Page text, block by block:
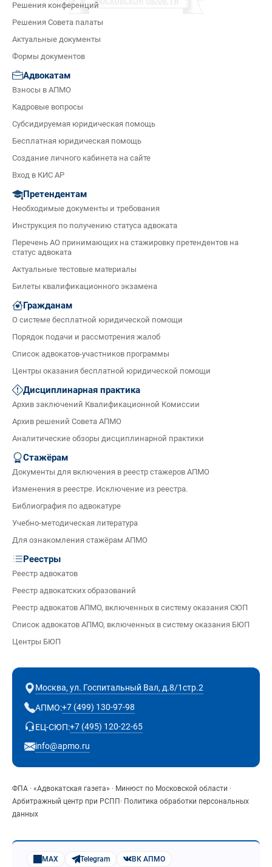
Решения конференций
Решения Совета палаты
Актуальные документы
Формы документов
Адвокатам
Взносы в АПМО
Кадровые вопросы
Субсидируемая юридическая помощь
Бесплатная юридическая помощь
Создание личного кабинета на сайте
Вход в КИС АР
Претендентам
Необходимые документы и требования
Инструкция по получению статуса адвоката
Перечень АО принимающих на стажировку претендентов на
статус адвоката
Актуальные тестовые материалы
Билеты квалификационного экзамена
Гражданам
О системе бесплатной юридической помощи
Порядок подачи и рассмотрения жалоб
Список адвокатов-участников программы
Центры оказания бесплатной юридической помощи
Дисциплинарная практика
Архив заключений Квалификационной Комиссии
Архив решений Совета АПМО
Аналитические обзоры дисциплинарной практики
Стажёрам
Документы для включения в реестр стажеров АПМО
Изменения в реестре. Исключение из реестра.
Библиография по адвокатуре
Учебно-методическая литература
Для ознакомления стажёрам АПМО
Реестры
Реестр адвокатов
Реестр адвокатских образований
Реестр адвокатов АПМО, включенных в систему оказания СЮП
Список адвокатов АПМО, включенных в систему оказания БЮП
Центры БЮП
Москва, ул. Госпитальный Вал, д.8/1стр.2
АПМО:+7 (499) 130-97-98
ЕЦ-СЮП:+7 (495) 120-22-65
info@apmo.ru
ФПА · «Адвокатская газета» · Минюст по Московской области ·
Арбитражный центр при РСПП · Политика обработки персональных
данных
MAX Telegram ВК АПМО